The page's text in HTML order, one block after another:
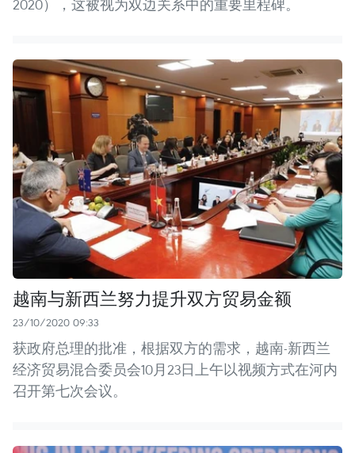
2020），这被视为双边关系中的重要里程碑。
越南与新西兰努力提升双方贸易金额
23/10/2020 09:33
获政府总理的批准，根据双方的需求，越南-新西兰
经济贸易混合委员会10月23日上午以视频方式在河内
召开第七次会议。